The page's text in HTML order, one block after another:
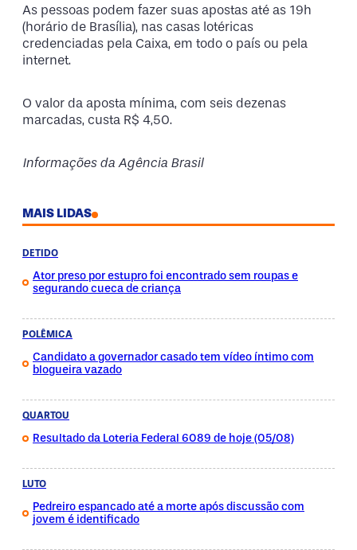
As pessoas podem fazer suas apostas até as 19h
(horário de Brasília), nas casas lotéricas
credenciadas pela Caixa, em todo o país ou pela
internet.
O valor da aposta mínima, com seis dezenas
marcadas, custa R$ 4,50.
Informações da Agência Brasil
MAIS LIDAS
DETIDO
Ator preso por estupro foi encontrado sem roupas e
segurando cueca de criança
POLÊMICA
Candidato a governador casado tem vídeo íntimo com
blogueira vazado
QUARTOU
Resultado da Loteria Federal 6089 de hoje (05/08)
LUTO
Pedreiro espancado até a morte após discussão com
jovem é identificado